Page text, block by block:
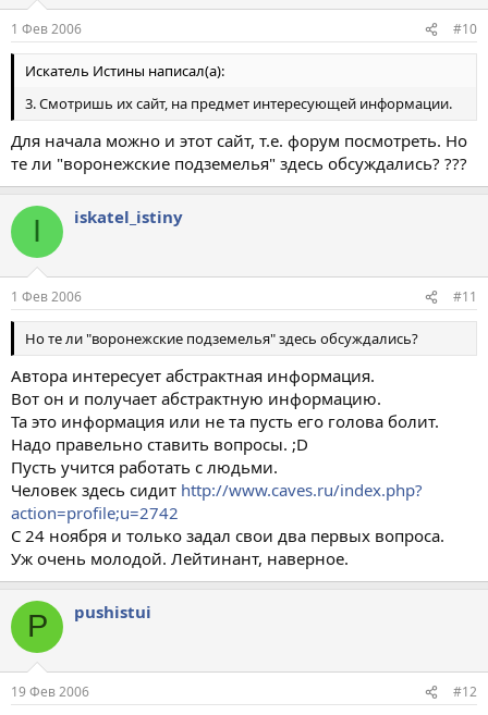
1 Фев 2006 #10
Искатель Истины написал(а):
3. Смотришь их сайт, на предмет интересующей информации.
Для начала можно и этот сайт, т.е. форум посмотреть. Но
те ли "воронежские подземелья" здесь обсуждались? ???
I iskatel_istiny
1 Фев 2006 #11
Но те ли "воронежские подземелья" здесь обсуждались?
Автора интересует абстрактная информация.
Вот он и получает абстрактную информацию.
Та это информация или не та пусть его голова болит.
Надо правельно ставить вопросы. ;D
Пусть учится работать с людьми.
Человек здесь сидит http://www.caves.ru/index.php?
action=profile;u=2742
С 24 ноября и только задал свои два первых вопроса.
Уж очень молодой. Лейтинант, наверное.
P pushistui
19 Фев 2006 #12